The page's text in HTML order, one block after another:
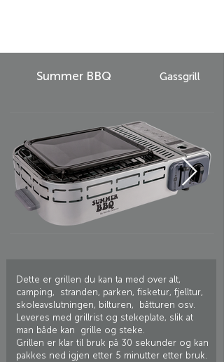
Summer BBQ
Dette er grillen du kan ta med over alt,
camping, stranden, parken, fisketur, fjelltur,
skoleavslutningen, bilturen, båtturen osv.
Leveres med grillrist og stekeplate, slik at
man både kan grille og steke.
Grillen er klar til bruk på 30 sekunder og kan
pakkes ned igjen etter 5 minutter etter bruk.
Gassgrill